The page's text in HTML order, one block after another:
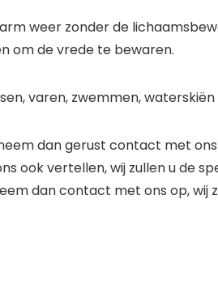
weer zonder de
om de vrede te bewaren.
varen, zwemmen,
dan gerust contact met
ook vertellen, wij zullen u de
dan contact met ons op, wij